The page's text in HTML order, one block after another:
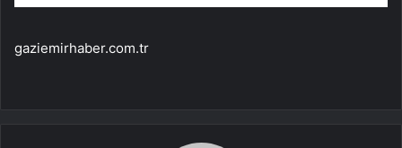
gaziemirhaber.com.tr